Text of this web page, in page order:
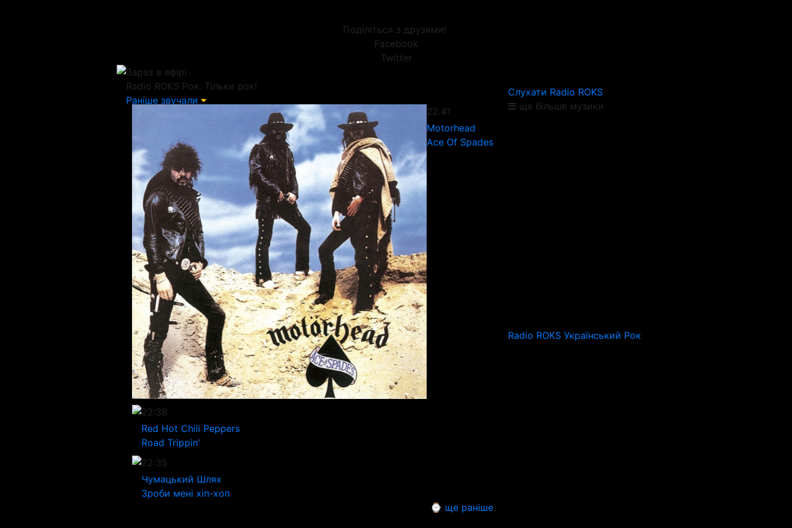
Поділіться з друзями!
Facebook
Twitter
Зараз в ефірі
Radio ROKS Рок. Тільки рок!
Раніше звучали
22:41
Motorhead
Ace Of Spades
22:38
Red Hot Chili Peppers
Road Trippin'
22:35
Чумацький Шлях
Зроби мені хіп-хоп
⌚ ще раніше
Слухати Radio ROKS
ще більше музики
Radio ROKS Український Рок